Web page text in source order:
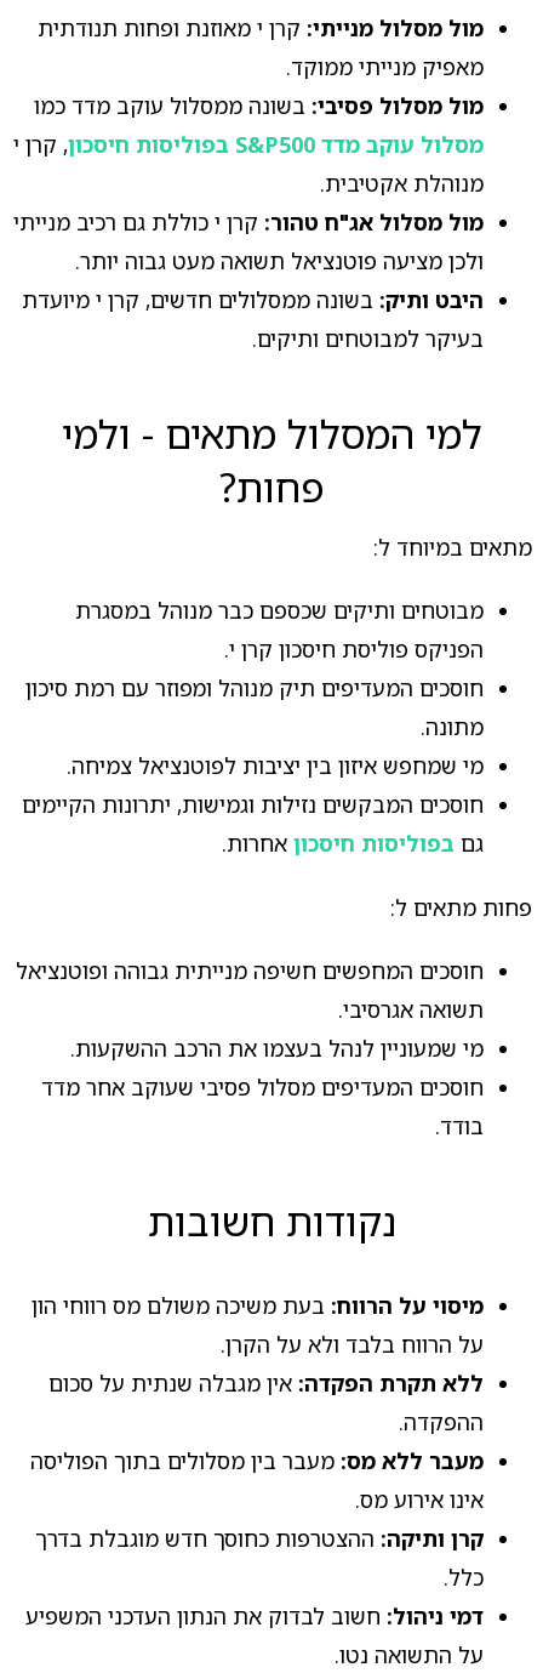
מול מסלול מנייתי: קרן י מאוזנת ופחות תנודתית
מאפיק מנייתי ממוקד.
מול מסלול פסיבי: בשונה ממסלול עוקב מדד כמו
מסלול עוקב מדד S&P500 בפוליסות חיסכון
, קרן י
מנוהלת אקטיבית.
מול מסלול אג"ח טהור: קרן י כוללת גם רכיב מנייתי
ולכן מציעה פוטנציאל תשואה מעט גבוה יותר.
היבט ותיק: בשונה ממסלולים חדשים, קרן י מיועדת
בעיקר למבוטחים ותיקים.
למי המסלול מתאים - ולמי
פחות?
מתאים במיוחד ל:
מבוטחים ותיקים שכספם כבר מנוהל במסגרת
הפניקס פוליסת חיסכון קרן י.
חוסכים המעדיפים תיק מנוהל ומפוזר עם רמת סיכון
מתונה.
מי שמחפש איזון בין יציבות לפוטנציאל צמיחה.
חוסכים המבקשים נזילות וגמישות, יתרונות הקיימים
גם בפוליסות חיסכוןאחרות.
פחות מתאים ל:
חוסכים המחפשים חשיפה מנייתית גבוהה ופוטנציאל
תשואה אגרסיבי.
מי שמעוניין לנהל בעצמו את הרכב ההשקעות.
חוסכים המעדיפים מסלול פסיבי שעוקב אחר מדד
בודד.
נקודות חשובות
מיסוי על הרווח: בעת משיכה משולם מס רווחי הון
על הרווח בלבד ולא על הקרן.
ללא תקרת הפקדה: אין מגבלה שנתית על סכום
ההפקדה.
מעבר ללא מס: מעבר בין מסלולים בתוך הפוליסה
אינו אירוע מס.
קרן ותיקה: ההצטרפות כחוסך חדש מוגבלת בדרך
כלל.
דמי ניהול: חשוב לבדוק את הנתון העדכני המשפיע
על התשואה נטו.